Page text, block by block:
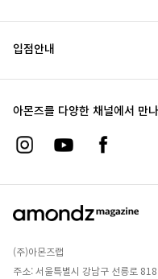
입점안내
아몬즈를 다양한 채널에서 만
(주)아몬즈랩
주소: 서울특별시 강남구 선릉로